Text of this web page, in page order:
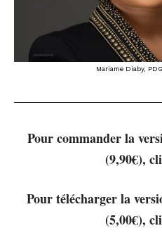
Mariame Diaby,
Pour commander la
(9,90€),
Pour télécharger la
(5,00€),